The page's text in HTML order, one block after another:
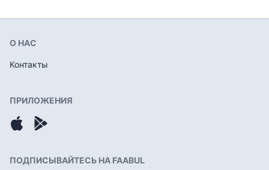
О НАС
Контакты
ПРИЛОЖЕНИЯ
ПОДПИСЫВАЙТЕСЬ НА FAABUL